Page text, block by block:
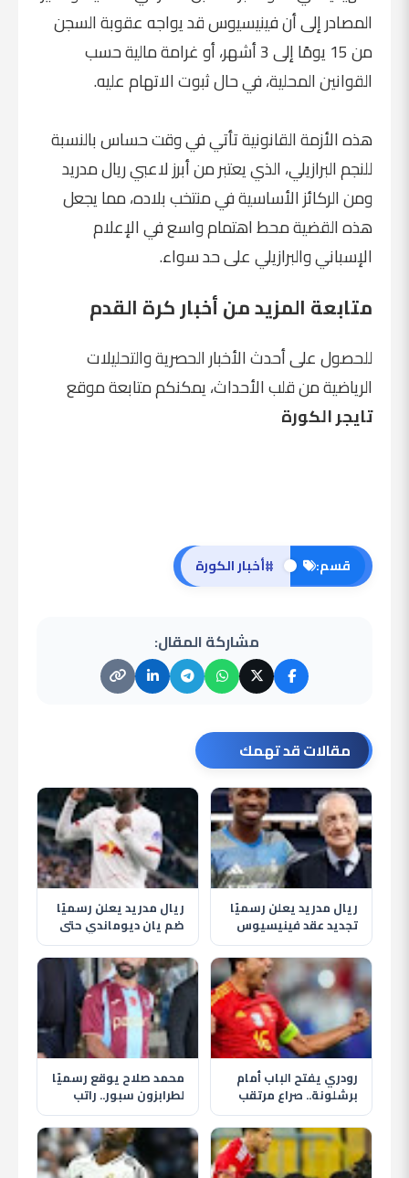
المصادر إلى أن فينيسيوس قد يواجه عقوبة السجن
من 15 يومًا إلى 3 أشهر، أو غرامة مالية حسب
القوانين المحلية، في حال ثبوت الاتهام عليه.
هذه الأزمة القانونية تأتي في وقت حساس بالنسبة
للنجم البرازيلي، الذي يعتبر من أبرز لاعبي ريال مدريد
ومن الركائز الأساسية في منتخب بلاده، مما يجعل
هذه القضية محط اهتمام واسع في الإعلام
الإسباني والبرازيلي على حد سواء.
متابعة المزيد من أخبار كرة القدم
للحصول على أحدث الأخبار الحصرية والتحليلات
الرياضية من قلب الأحداث، يمكنكم متابعة موقع
تايجر الكورة
قسم: #أخبار الكورة
مشاركة المقال:
مقالات قد تهمك
ريال مدريد يعلن رسميًا
تجديد عقد فينيسيوس
جونيور حتى 2032
ريال مدريد يعلن رسميًا
ضم يان ديوماندي حتى
2033 في أغلى صفقة
بتاريخ النادي
رودري يفتح الباب أمام
برشلونة.. صراع مرتقب
مع ريال مدريد على نجم
مانشستر سيتي
محمد صلاح يوقع رسميًا
لطرابزون سبور.. راتب
ضخم ومكافآت وعائدات
من المنتجات